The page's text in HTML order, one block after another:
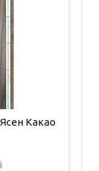
Какао